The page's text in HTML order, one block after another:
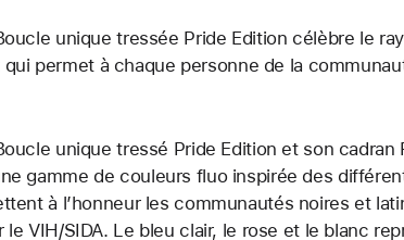
unique tressée Pride Edition célèbre le
permet à chaque personne de la
unique tressé Pride Edition et son cadran
gamme de couleurs fluo inspirée des
à l’honneur les communautés noires et
le VIH/SIDA. Le bleu clair, le rose et le blanc